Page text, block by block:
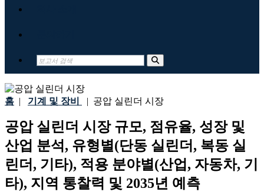
홈 | 기계 및 장비 | 공압 실린더 시장
공압 실린더 시장 규모, 점유율, 성장 및
산업 분석, 유형별(단동 실린더, 복동 실
린더, 기타), 적용 분야별(산업, 자동차, 기
타), 지역 통찰력 및 2035년 예측